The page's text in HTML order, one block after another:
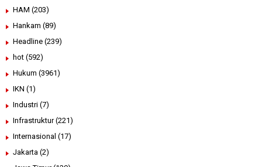
HAM (203)
Hankam (89)
Headline (239)
hot (592)
Hukum (3961)
IKN (1)
Industri (7)
Infrastruktur (221)
Internasional (17)
Jakarta (2)